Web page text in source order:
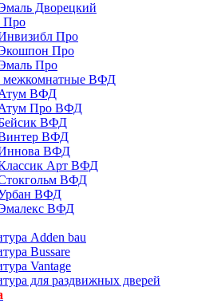
Дворецкий
Про
Про
Про
Про
межкомнатные ВФД
ВФД
Про ВФД
ВФД
ВФД
ВФД
Арт ВФД
ВФД
ВФД
ВФД
Adden bau
Bussare
Vantage
для раздвижных дверей